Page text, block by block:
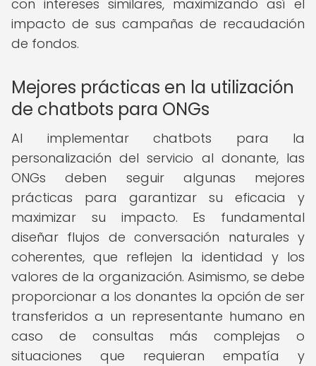
con intereses similares, maximizando así el
impacto de sus campañas de recaudación
de fondos.
Mejores prácticas en la utilización
de chatbots para ONGs
Al implementar chatbots para la
personalización del servicio al donante, las
ONGs deben seguir algunas mejores
prácticas para garantizar su eficacia y
maximizar su impacto. Es fundamental
diseñar flujos de conversación naturales y
coherentes, que reflejen la identidad y los
valores de la organización. Asimismo, se debe
proporcionar a los donantes la opción de ser
transferidos a un representante humano en
caso de consultas más complejas o
situaciones que requieran empatía y